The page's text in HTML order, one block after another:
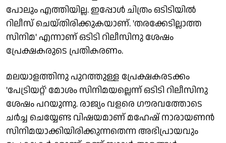
പോലും എത്തിയില്ല. ഇപ്പോൾ ചിത്രം ഒടിടിയിൽ
റിലീസ് ചെയ്തിരിക്കുകയാണ്. 'തരക്കേടില്ലാത്ത
സിനിമ' എന്നാണ് ഒടിടി റിലീസിനു ശേഷം
പ്രേക്ഷകരുടെ പ്രതികരണം.
മലയാളത്തിനു പുറത്തുള്ള പ്രേക്ഷകരടക്കം
'പേട്രിയറ്റ്' മോശം സിനിമയല്ലെന്ന് ഒടിടി റിലീസിനു
ശേഷം പറയുന്നു. രാജ്യം വളരെ ഗൗരവത്തോടെ
ചർച്ച ചെയ്യേണ്ട വിഷയമാണ് മഹേഷ് നാരായണൻ
സിനിമയാക്കിയിരിക്കുന്നതെന്ന അഭിപ്രായവും